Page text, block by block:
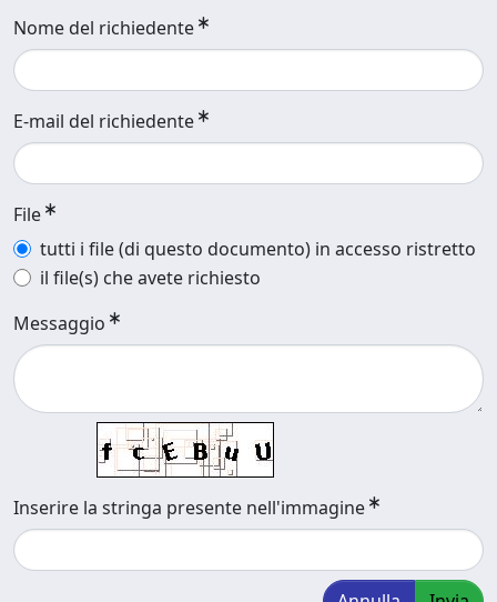
Nome del richiedente
E-mail del richiedente
File
tutti i file (di questo documento) in accesso ristretto
il file(s) che avete richiesto
Messaggio
Inserire la stringa presente nell'immagine